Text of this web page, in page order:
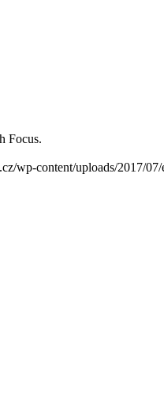
Focus.
wp-content/uploads/2017/